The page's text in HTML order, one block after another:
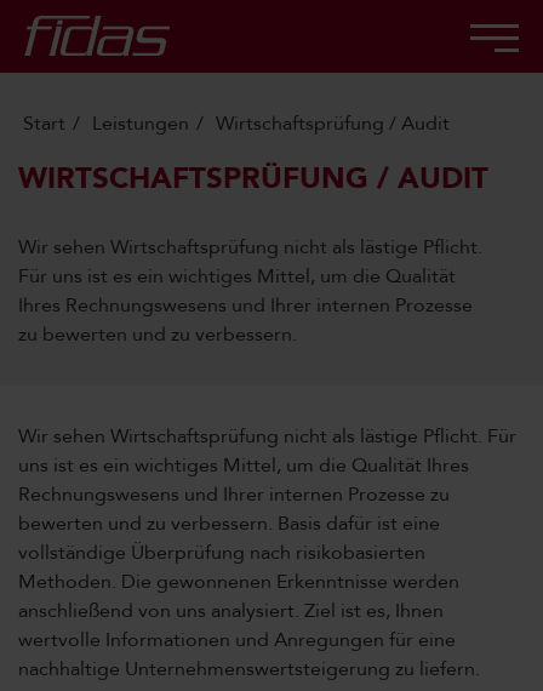
WIRTSCHAFTSPRÜFUNG / AUDIT
Start Leistungen Wirtschaftsprüfung / Audit
Wir sehen Wirtschaftsprüfung nicht als lästige Pflicht.
Für uns ist es ein wichtiges Mittel, um die Qualität
Ihres Rechnungswesens und Ihrer internen Prozesse
zu bewerten und zu verbessern.
Wir sehen Wirtschaftsprüfung nicht als lästige Pflicht. Für
uns ist es ein wichtiges Mittel, um die Qualität Ihres
Rechnungswesens und Ihrer internen Prozesse zu
bewerten und zu verbessern. Basis dafür ist eine
vollständige Überprüfung nach risikobasierten
Methoden. Die gewonnenen Erkenntnisse werden
anschließend von uns analysiert. Ziel ist es, Ihnen
wertvolle Informationen und Anregungen für eine
nachhaltige Unternehmenswertsteigerung zu liefern.